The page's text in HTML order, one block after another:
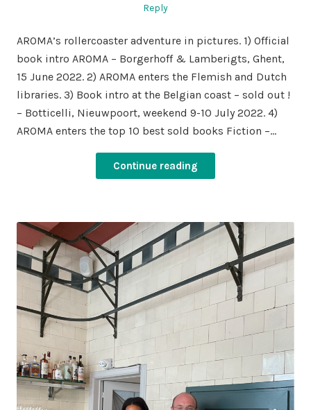
Reply
AROMA’s rollercoaster adventure in pictures. 1) Official
book intro AROMA – Borgerhoff & Lamberigts, Ghent,
15 June 2022. 2) AROMA enters the Flemish and Dutch
libraries. 3) Book intro at the Belgian coast – sold out !
– Botticelli, Nieuwpoort, weekend 9-10 July 2022. 4)
AROMA enters the top 10 best sold books Fiction –…
Continue reading